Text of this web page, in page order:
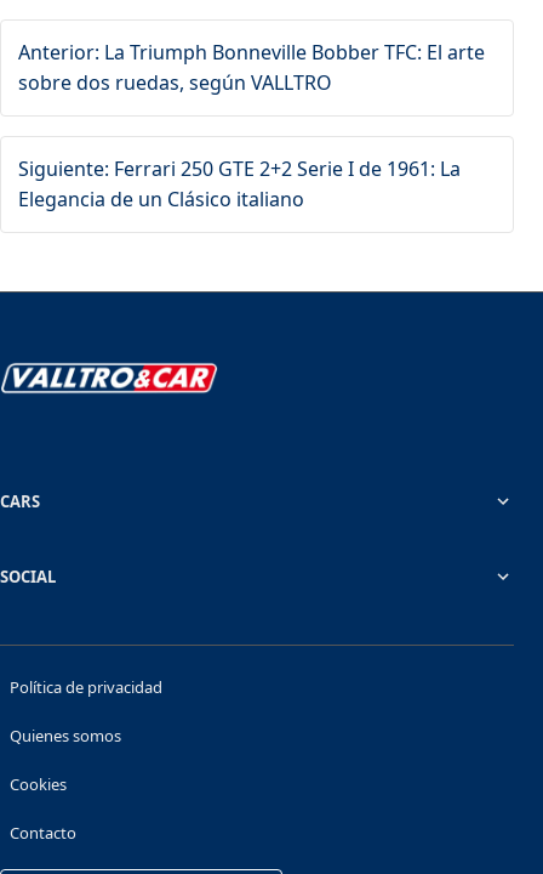
Anterior: La Triumph Bonneville Bobber TFC: El arte
sobre dos ruedas, según VALLTRO
Siguiente: Ferrari 250 GTE 2+2 Serie I de 1961: La
Elegancia de un Clásico italiano
CARS
SOCIAL
Política de privacidad
Quienes somos
Cookies
Contacto